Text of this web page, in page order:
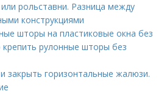
рольставни. Разница между
конструкциями
шторы на пластиковые окна без
рулонные шторы без
закрыть горизонтальные жалюзи.